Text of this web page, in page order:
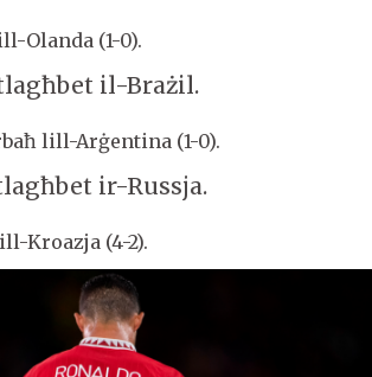
Olanda (1-0).
il-Brażil.
lill-Arġentina (1-0).
ir-Russja.
Kroazja (4-2).